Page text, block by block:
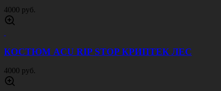
4000 руб.
КОСТЮМ ACU RIP STOP КРИПТЕК ЛЕС
4000 руб.